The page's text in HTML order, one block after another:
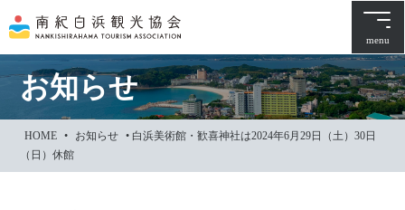
文
に
ス
ッ
menu
お知らせ
HOME • お知らせ • 白浜美術館・歓喜神社は2024年6月29日（土）30日
（日）休館